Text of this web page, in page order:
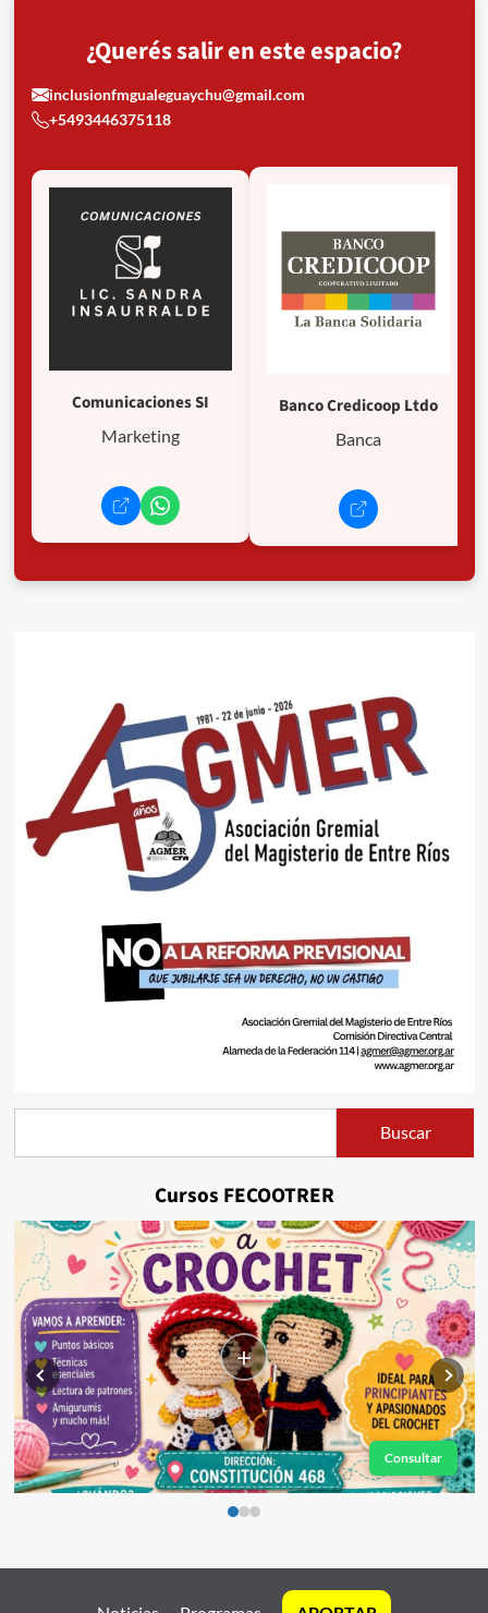
de
mano
de
¿Querés salir en este espacio?
inclusionfmgualeguaychu@gmail.com
+5493446375118
Comunicaciones SI
Marketing
Banco Credicoop Ltdo
Banca
Buscar
Cursos FECOOTRER
Consultar
+